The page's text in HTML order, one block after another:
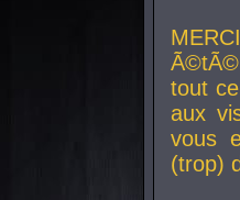
tout
aux
vous
(trop)